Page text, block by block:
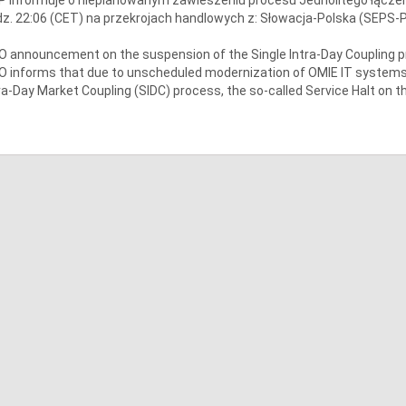
22:06 (CET) na przekrojach handlowych z: Słowacja-Polska (SEPS-
announcement on the suspension of the Single Intra-Day Coupling
informs that due to unscheduled modernization of OMIE IT
Day Market Coupling (SIDC) process, the so-called Service Halt on